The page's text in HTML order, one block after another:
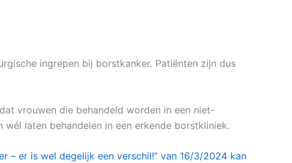
ingrepen bij borstkanker. Patiënten zijn dus
vrouwen die behandeld worden in een niet-
laten behandelen in een erkende borstkliniek.
– er is wel degelijk een verschil!” van 16/3/2024 kan